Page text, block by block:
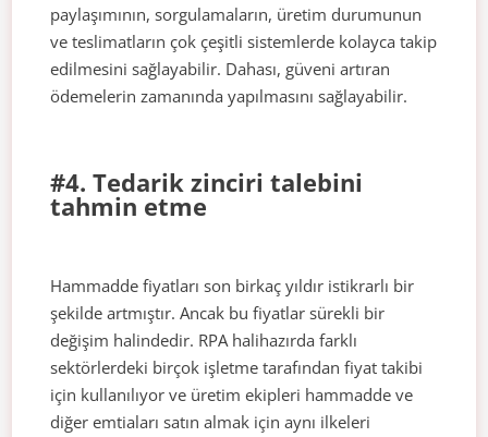
paylaşımının, sorgulamaların, üretim durumunun
ve teslimatların çok çeşitli sistemlerde kolayca takip
edilmesini sağlayabilir. Dahası, güveni artıran
ödemelerin zamanında yapılmasını sağlayabilir.
#4. Tedarik zinciri talebini
tahmin etme
Hammadde fiyatları son birkaç yıldır istikrarlı bir
şekilde artmıştır. Ancak bu fiyatlar sürekli bir
değişim halindedir. RPA halihazırda farklı
sektörlerdeki birçok işletme tarafından fiyat takibi
için kullanılıyor ve üretim ekipleri hammadde ve
diğer emtiaları satın almak için aynı ilkeleri